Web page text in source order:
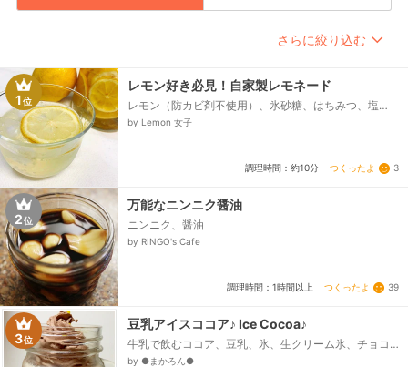
さらに絞り込む
1位
レモン好き必見！自家製レモネード
レモン（防カビ剤不使用）、氷砂糖、はちみつ、塩
（揉み洗い用）
by Lemon 女子
調理時間：約10分 つくったよ 3
2位
万能なニンニク醤油
ニンニク、醤油
by RINGO's Cafe
調理時間：1時間以上 つくったよ 39
3位
豆乳アイスココア♪ Ice Cocoa♪
牛乳で飲むココア、豆乳、氷、生クリーム氷、チョコ
レートソース、ホイップクリーム
by ●まかろん●